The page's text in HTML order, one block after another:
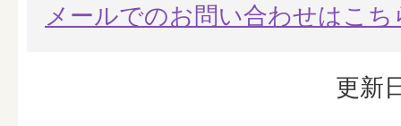
メールでのお問い合わせはこち
更新